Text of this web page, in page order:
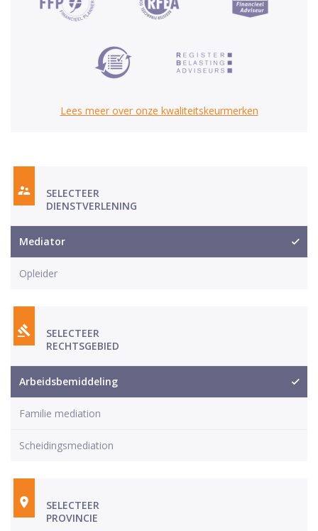
Lees meer over onze kwaliteitskeurmerken
SELECTEER
DIENSTVERLENING
Mediator
Opleider
SELECTEER
RECHTSGEBIED
Arbeidsbemiddeling
Familie mediation
Scheidingsmediation
SELECTEER
PROVINCIE